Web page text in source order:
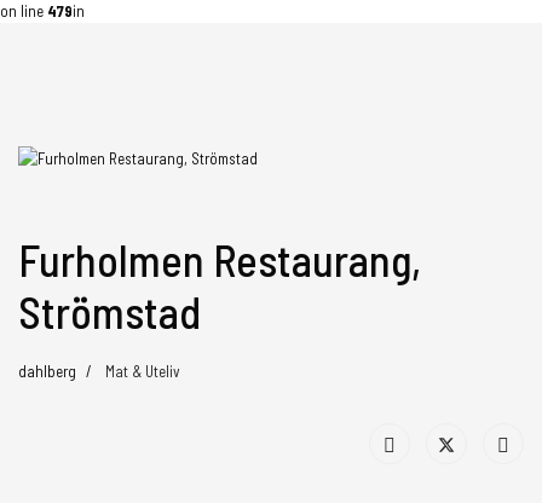
in
on line 479
Furholmen Restaurang,
Strömstad
dahlberg Mat & Uteliv